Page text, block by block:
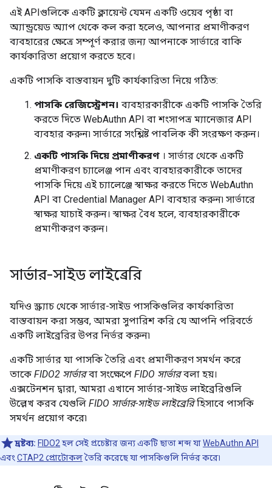
এই APIগুলিকে একটি ক্লায়েন্ট যেমন একটি ওয়েব পৃষ্ঠা বা
অ্যান্ড্রয়েড অ্যাপ থেকে কল করা হলেও, আপনার প্রমাণীকরণ
ব্যবহারের ক্ষেত্রে সম্পূর্ণ করার জন্য আপনাকে সার্ভারে বাকি
কার্যকারিতা প্রয়োগ করতে হবে।
একটি পাসকি বাস্তবায়ন দুটি কার্যকারিতা নিয়ে গঠিত:
পাসকি রেজিস্ট্রেশন। ব্যবহারকারীকে একটি পাসকি তৈরি
করতে দিতে WebAuthn API বা শংসাপত্র ম্যানেজার API
ব্যবহার করুন৷ সার্ভারে সংশ্লিষ্ট পাবলিক কী সংরক্ষণ করুন।
একটি পাসকি দিয়ে প্রমাণীকরণ । সার্ভার থেকে একটি
প্রমাণীকরণ চ্যালেঞ্জ পান এবং ব্যবহারকারীকে তাদের
পাসকি দিয়ে এই চ্যালেঞ্জে স্বাক্ষর করতে দিতে WebAuthn
API বা Credential Manager API ব্যবহার করুন৷ সার্ভারে
স্বাক্ষর যাচাই করুন। স্বাক্ষর বৈধ হলে, ব্যবহারকারীকে
প্রমাণীকরণ করুন।
সার্ভার-সাইড লাইব্রেরি
যদিও স্ক্র্যাচ থেকে সার্ভার-সাইড পাসকিগুলির কার্যকারিতা
বাস্তবায়ন করা সম্ভব, আমরা সুপারিশ করি যে আপনি পরিবর্তে
একটি লাইব্রেরির উপর নির্ভর করুন৷
একটি সার্ভার যা পাসকি তৈরি এবং প্রমাণীকরণ সমর্থন করে
তাকে FIDO2 সার্ভারবা সংক্ষেপে FIDO সার্ভারবলা হয়।
এক্সটেনশন দ্বারা, আমরা এখানে সার্ভার-সাইড লাইব্রেরিগুলি
উল্লেখ করব যেগুলি FIDO সার্ভার-সাইড লাইব্রেরিহিসাবে পাসকি
সমর্থন প্রয়োগ করে৷
দ্রষ্টব্য: FIDO2 হল সেই প্রচেষ্টার জন্য একটি ছাতা শব্দ যাWebAuthn API
এবং CTAP2 প্রোটোকলতৈরি করেছে যা পাসকিগুলি নির্ভর করে৷